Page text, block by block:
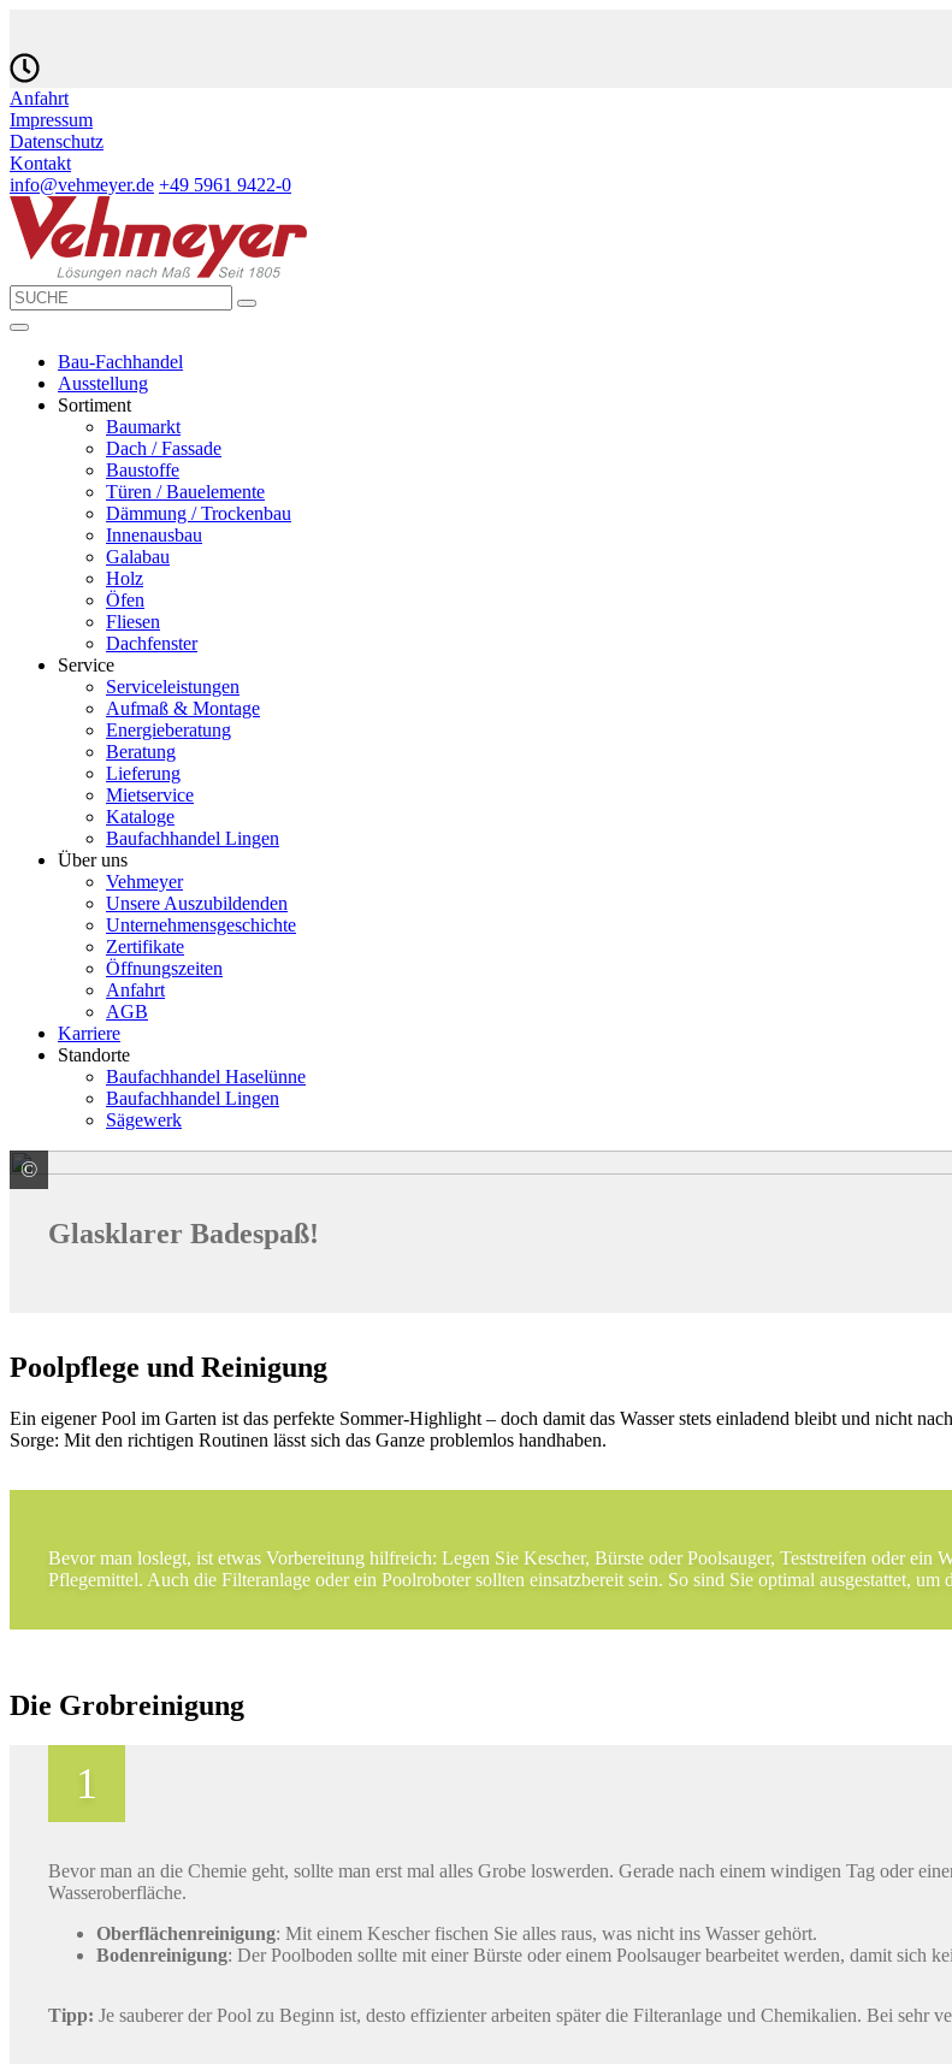
Anfahrt
Impressum
Datenschutz
Kontakt
info@vehmeyer.de +49 5961 9422-0
Bau-Fachhandel
Ausstellung
Sortiment
Baumarkt
Dach / Fassade
Baustoffe
Türen / Bauelemente
Dämmung / Trockenbau
Innenausbau
Galabau
Holz
Öfen
Fliesen
Dachfenster
Service
Serviceleistungen
Aufmaß & Montage
Energieberatung
Beratung
Lieferung
Mietservice
Kataloge
Baufachhandel Lingen
Über uns
Vehmeyer
Unsere Auszubildenden
Unternehmensgeschichte
Zertifikate
Öffnungszeiten
Anfahrt
AGB
Karriere
Standorte
Baufachhandel Haselünne
Baufachhandel Lingen
Sägewerk
© © VeNN / stock.adobe.com
Glasklarer Badespaß!
Poolpflege und Reinigung
Ein eigener Pool im Garten ist das perfekte Sommer-Highlight – doch damit das Wasser stets einladend bleibt und nicht
Sorge: Mit den richtigen Routinen lässt sich das Ganze problemlos handhaben.
Bevor man loslegt, ist etwas Vorbereitung hilfreich: Legen Sie Kescher, Bürste oder Poolsauger, Teststreifen oder ein
Pflegemittel. Auch die Filteranlage oder ein Poolroboter sollten einsatzbereit sein. So sind Sie optimal ausgestattet,
Die Grobreinigung
Bevor man an die Chemie geht, sollte man erst mal alles Grobe loswerden. Gerade nach einem windigen Tag oder
Wasseroberfläche.
Oberflächenreinigung: Mit einem Kescher fischen Sie alles raus, was nicht ins Wasser gehört.
Bodenreinigung: Der Poolboden sollte mit einer Bürste oder einem Poolsauger bearbeitet werden, damit sich
Tipp: Je sauberer der Pool zu Beginn ist, desto effizienter arbeiten später die Filteranlage und Chemikalien. Bei sehr